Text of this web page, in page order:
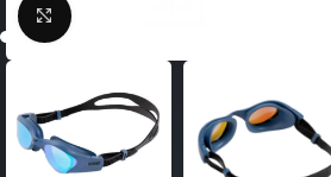
Нажмите, чтобы увеличить